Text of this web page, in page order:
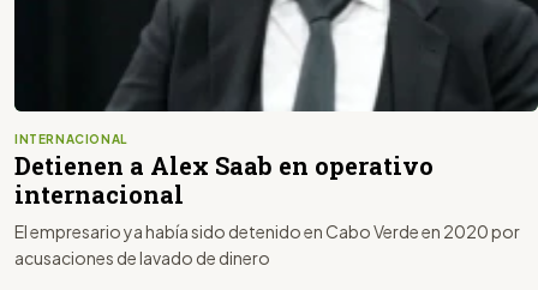
INTERNACIONAL
Detienen a Alex Saab en operativo
internacional
El empresario ya había sido detenido en Cabo Verde en 2020 por
acusaciones de lavado de dinero